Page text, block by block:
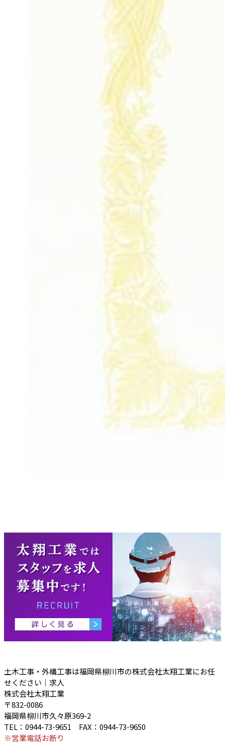
土木工事・外構工事は福岡県柳川市の株式会社太翔工業にお任
せください｜求人
株式会社太翔工業
〒832-0086
福岡県柳川市久々原369-2
TEL：0944-73-9651 FAX：0944-73-9650
※営業電話お断り